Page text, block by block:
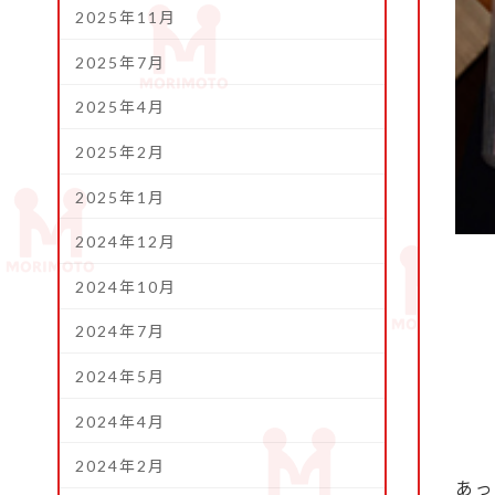
あ
2025年11月
2025年7月
2025年4月
2025年2月
2025年1月
2024年12月
2024年10月
2024年7月
2024年5月
2024年4月
2024年2月